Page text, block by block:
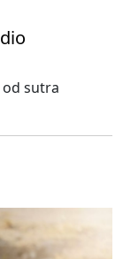
sutra